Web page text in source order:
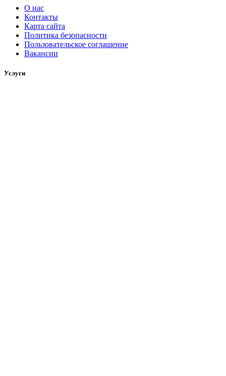
О нас
Контакты
Карта сайта
Политика безопасности
Пользовательское соглашение
Вакансии
Услуги